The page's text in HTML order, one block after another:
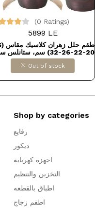
(0 Ratings)
5899 LE
20-22-26-32) سم، ستانلس ستيل
Out of stock
Shop by categories
رفايع
ديكور
اجهزه كهرباية
التخزين والتنظيم
اطباق بالقطعه
اطقم زجاج